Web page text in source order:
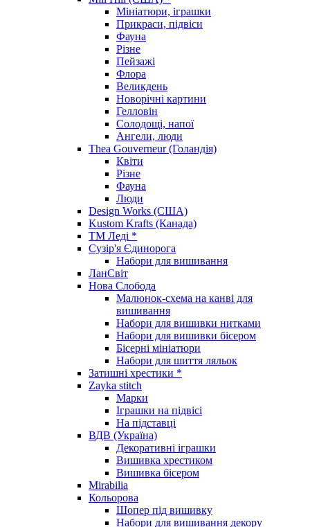
Мініатюри, іграшки
Прикраси, підвіси
Фауна
Різне
Пейзажі
Флора
Великдень
Новорічні картини
Гелловін
Солодощі, напої
Ангели, люди
Thea Gouverneur (Голандія)
Квіти
Різне
Фауна
Люди
Design Works (США)
Kustom Krafts (Канада)
ТМ Леді *
Сузір'я Єдинорога
Набори для вишивання
ЛанСвіт
Нова Слобода
Малюнок-схема на канві для
вишивання
Набори для вишивки нитками
Набори для вишивки бісером
Бісерні мініатюри
Набори для шиття ляльок
Затишні хрестики *
Zayka stitch
Марки
Іграшки на підвісі
На підставці
ВДВ (Україна)
Декоративні іграшки
Вишивка хрестиком
Вишивка бісером
Mirabilia
Кольорова
Шопер під вишивку
Набори для вишивання декору